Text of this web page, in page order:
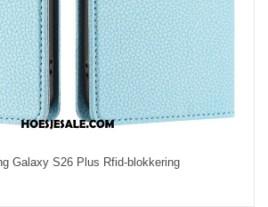
Galaxy S26 Plus Rfid-blokkering